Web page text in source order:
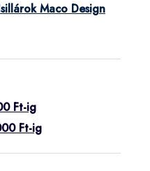
Maco Design
Ft-ig
Ft-ig